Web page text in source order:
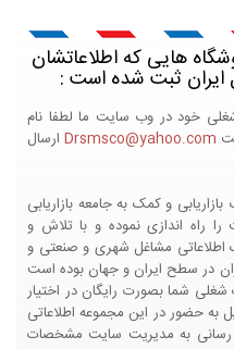
هایی که اطلاعاتشان
ایران ثبت شده است :
خود در وب سایت ما لطفا نام
Drsmsco@yahoo.comارسال
و کمک به جامعه بازاریابی
راه اندازی نموده و با تلاش و
اطلاعاتی مشاغل شهری و صنعتی و
در سطح ایران و جهان بوده است
شما بصورت رایگان در اختیار
به حضور در این مجموعه اطلاعاتی
رسانی به مدیریت سایت مشخصات